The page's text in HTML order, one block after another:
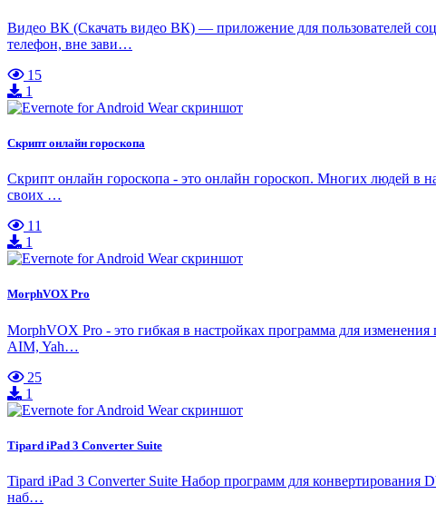
Видео ВК (Скачать видео ВК) — приложение для пользователей
телефон, вне зави…
15
1
Скрипт онлайн гороскопа
Скрипт онлайн гороскопа - это онлайн гороскоп. Многих людей в
своих …
11
1
MorphVOX Pro
MorphVOX Pro - это гибкая в настройках программа для
AIM, Yah…
25
1
Tipard iPad 3 Converter Suite
Tipard iPad 3 Converter Suite Набор программ для
наб…